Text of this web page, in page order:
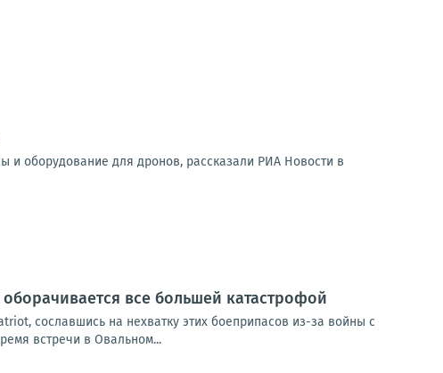
и оборудование для дронов, рассказали РИА Новости в
все большей катастрофой
сославшись на нехватку этих боеприпасов из-за войны с
встречи в Овальном...